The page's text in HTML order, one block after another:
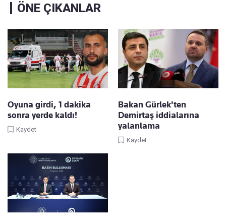
ÖNE ÇIKANLAR
Oyuna girdi, 1 dakika
sonra yerde kaldı!
Kaydet
Bakan Gürlek'ten
Demirtaş iddialarına
yalanlama
Kaydet